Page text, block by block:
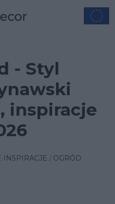
- Styl
inspiracje
INSPIRACJE OGRÓD